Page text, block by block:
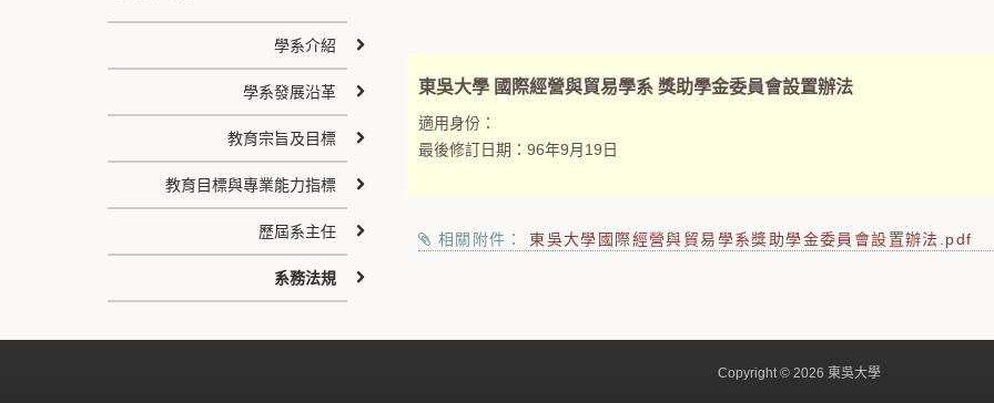
東吳大學 國際經營與貿易學系 獎助學金委員會設置辦法
適用身份：
最後修訂日期： 96年9月19日
相關附件： 東吳大學國際經營與貿易學系獎助學金委員會設置辦法.pdf
學系介紹
學系發展沿革
教育宗旨及目標
教育目標與專業能力指標
歷屆系主任
系務法規
Copyright © 2026 東吳大學